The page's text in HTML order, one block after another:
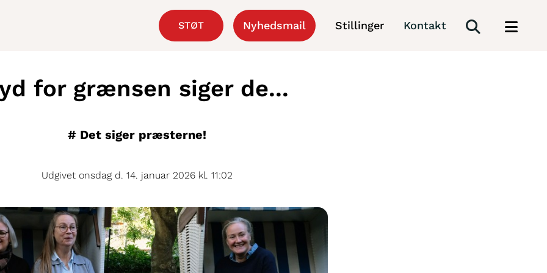
Kontakt
Stillinger
Nyhedsmail
STØT
for grænsen siger de...
# Det siger præsterne!
Udgivet onsdag d. 14. januar 2026 kl. 11:02